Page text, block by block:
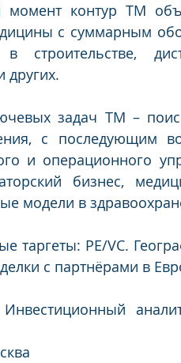
момент контур ТМ
с суммарным
в строительстве,
других.
задач ТМ –
с последующим
и операционного
бизнес,
модели в
таргеты: PE/VC.
с партнёрами в
Инвестиционный